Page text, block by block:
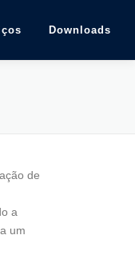
Downloads
de
a
um